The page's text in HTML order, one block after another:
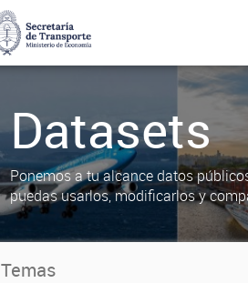
Datasets
Ponemos a tu alcance datos
puedas usarlos, modificarlos y
Temas